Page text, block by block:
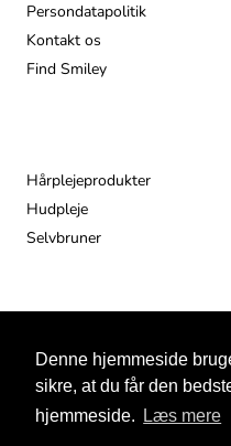
Denne hjemmeside
sikre, at du får den
hjemmeside.
Læs mere
Persondatapolitik
Kontakt os
Find Smiley
Hårplejeprodukter
Hudpleje
Selvbruner
©